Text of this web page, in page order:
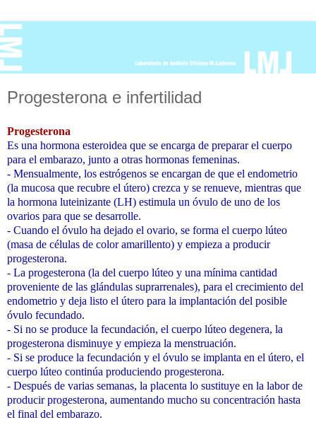
Progesterona e infertilidad
Progesterona
Es una hormona esteroidea que se encarga de preparar el cuerpo
para el embarazo, junto a otras hormonas femeninas.
- Mensualmente, los estrógenos se encargan de que el endometrio
(la mucosa que recubre el útero) crezca y se renueve, mientras que
la hormona luteinizante (LH) estimula un óvulo de uno de los
ovarios para que se desarrolle.
- Cuando el óvulo ha dejado el ovario, se forma el cuerpo lúteo
(masa de células de color amarillento) y empieza a producir
progesterona.
- La progesterona (la del cuerpo lúteo y una mínima cantidad
proveniente de las glándulas suprarrenales), para el crecimiento del
endometrio y deja listo el útero para la implantación del posible
óvulo fecundado.
- Si no se produce la fecundación, el cuerpo lúteo degenera, la
progesterona disminuye y empieza la menstruación.
- Si se produce la fecundación y el óvulo se implanta en el útero, el
cuerpo lúteo continúa produciendo progesterona.
- Después de varias semanas, la placenta lo sustituye en la labor de
producir progesterona, aumentando mucho su concentración hasta
el final del embarazo.